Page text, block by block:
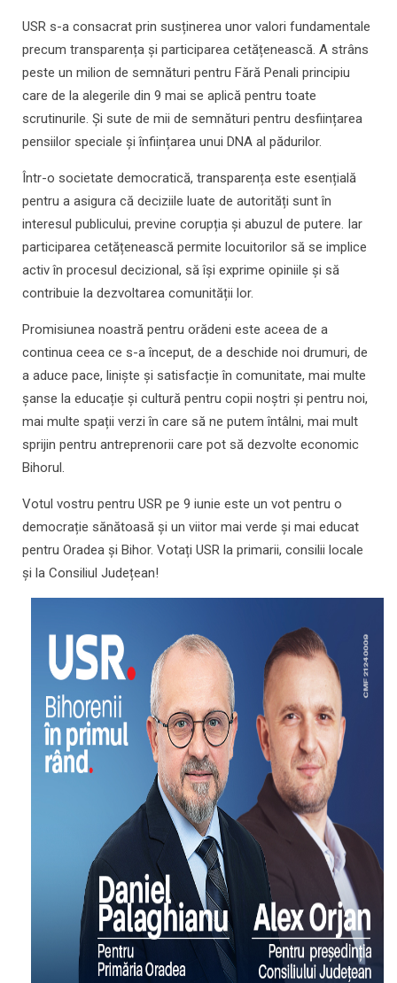
USR s-a consacrat prin susținerea unor valori fundamentale
precum transparența și participarea cetățenească. A strâns
peste un milion de semnături pentru Fără Penali principiu
care de la alegerile din 9 mai se aplică pentru toate
scrutinurile. Și sute de mii de semnături pentru desființarea
pensiilor speciale și înființarea unui DNA al pădurilor.
Într-o societate democratică, transparența este esențială
pentru a asigura că deciziile luate de autorități sunt în
interesul publicului, previne corupția și abuzul de putere. Iar
participarea cetățenească permite locuitorilor să se implice
activ în procesul decizional, să își exprime opiniile și să
contribuie la dezvoltarea comunității lor.
Promisiunea noastră pentru orădeni este aceea de a
continua ceea ce s-a început, de a deschide noi drumuri, de
a aduce pace, liniște și satisfacție în comunitate, mai multe
șanse la educație și cultură pentru copii noștri și pentru noi,
mai multe spații verzi în care să ne putem întâlni, mai mult
sprijin pentru antreprenorii care pot să dezvolte economic
Bihorul.
Votul vostru pentru USR pe 9 iunie este un vot pentru o
democrație sănătoasă și un viitor mai verde și mai educat
pentru Oradea și Bihor. Votați USR la primarii, consilii locale
și la Consiliul Județean!